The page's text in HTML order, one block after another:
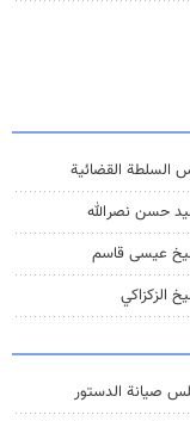
السلطة القضائیة
حسن نصرالله
عيسى قاسم
الزكزاكي
صيانة الدستور